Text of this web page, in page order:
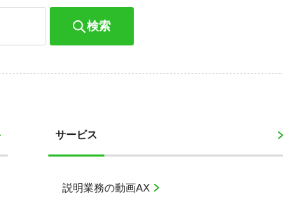
検索
サービス
説明業務の動画AX